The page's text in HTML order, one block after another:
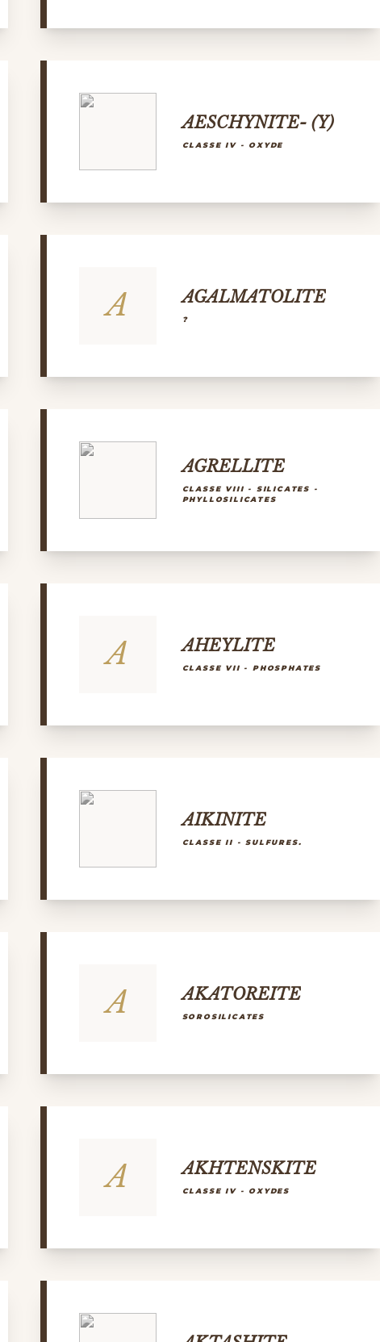
AESCHYNITE- (Y)
CLASSE IV - OXYDE
A AGALMATOLITE
?
AGRELLITE
CLASSE VIII - SILICATES -
PHYLLOSILICATES
A AHEYLITE
CLASSE VII - PHOSPHATES
AIKINITE
CLASSE II - SULFURES.
A AKATOREITE
SOROSILICATES
A AKHTENSKITE
CLASSE IV - OXYDES